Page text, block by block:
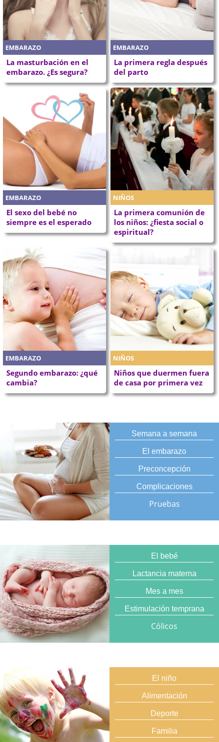
EMBARAZO
La masturbación en el
embarazo. ¿Es segura?
EMBARAZO
La primera regla después
del parto
EMBARAZO
El sexo del bebé no
siempre es el esperado
NIÑOS
La primera comunión de
los niños: ¿fiesta social o
espiritual?
EMBARAZO
Segundo embarazo: ¿qué
cambia?
NIÑOS
Niños que duermen fuera
de casa por primera vez
Semana a semana
El embarazo
Preconcepción
Complicaciones
Pruebas
El bebé
Lactancia materna
Mes a mes
Estimulación temprana
Cólicos
El niño
Alimentación
Deporte
Familia